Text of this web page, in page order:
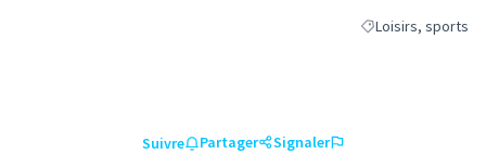
Filtrer les
Loisirs, sports
Suivre Partager Signaler